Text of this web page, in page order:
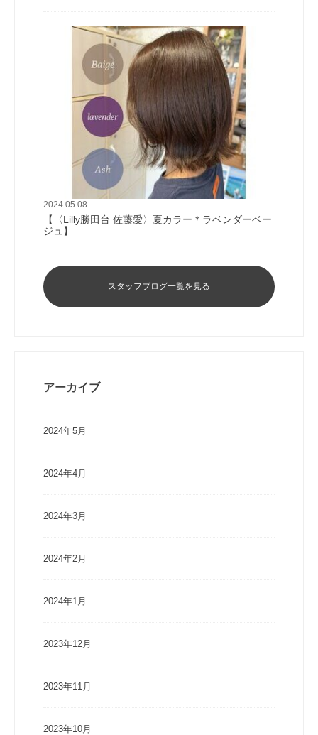
2024.05.08
【〈Lilly勝田台 佐藤愛〉夏カラー＊ラベンダーベー
ジュ】
スタッフブログ一覧を見る
アーカイブ
2024年5月
2024年4月
2024年3月
2024年2月
2024年1月
2023年12月
2023年11月
2023年10月